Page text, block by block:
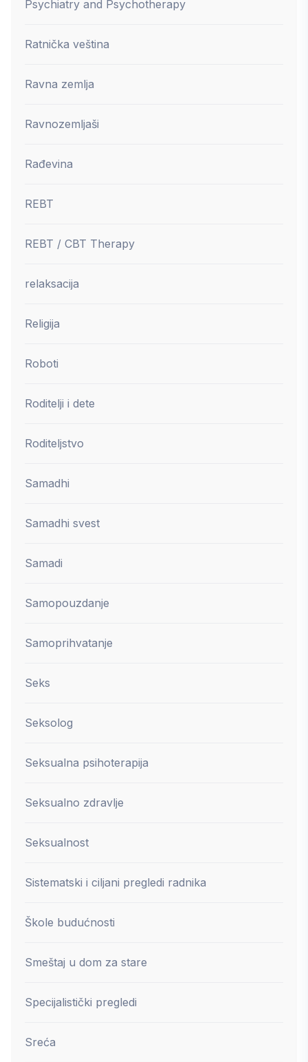
Psychiatry and Psychotherapy
Ratnička veština
Ravna zemlja
Ravnozemljaši
Rađevina
REBT
REBT / CBT Therapy
relaksacija
Religija
Roboti
Roditelji i dete
Roditeljstvo
Samadhi
Samadhi svest
Samadi
Samopouzdanje
Samoprihvatanje
Seks
Seksolog
Seksualna psihoterapija
Seksualno zdravlje
Seksualnost
Sistematski i ciljani pregledi radnika
Škole budućnosti
Smeštaj u dom za stare
Specijalistički pregledi
Sreća